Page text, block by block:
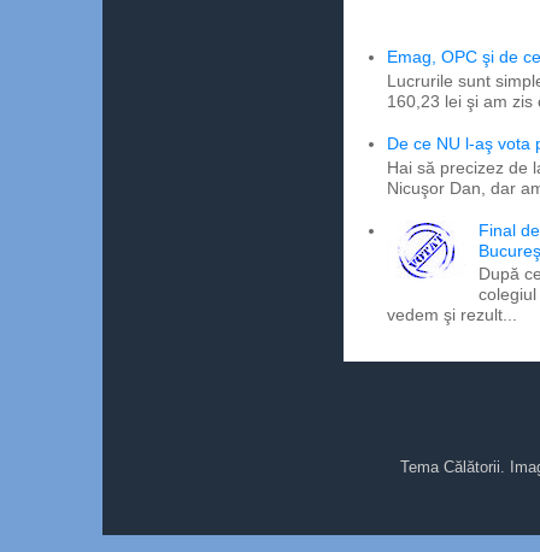
Emag, OPC şi de
Lucrurile sunt
160,23 lei şi am
De ce NU l-aş vota
Hai să precizez de
Nicuşor Dan, dar
Final
După
vedem şi rezult...
Tema Călătorii.